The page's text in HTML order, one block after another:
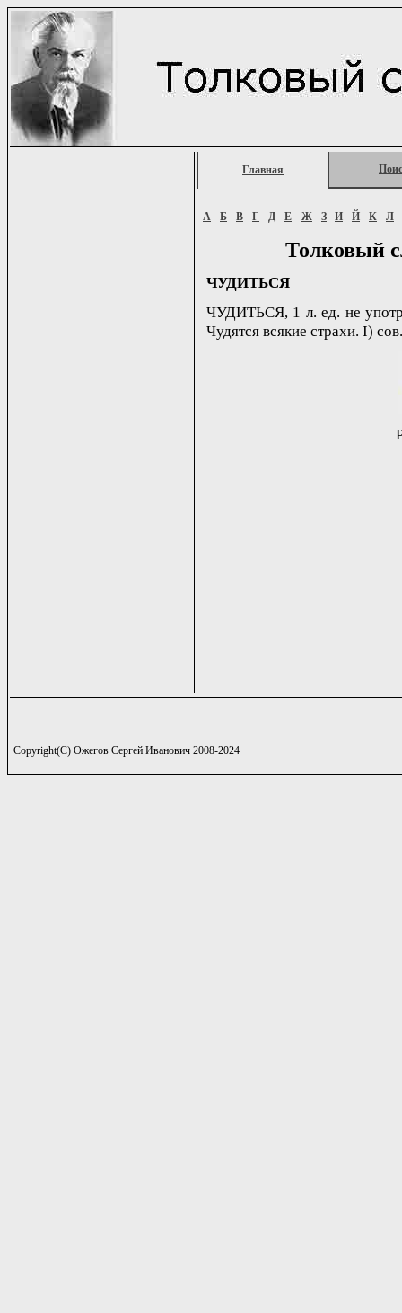
Главная
А Б В Г Д Е Ж З И Й К Л
Толковый
ЧУДИТЬСЯ
ЧУДИТЬСЯ, 1 л. ед. не
Чудятся всякие страхи. I)
Copyright(C) Ожегов Сергей Иванович 2008-2024